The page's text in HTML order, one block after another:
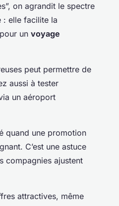
on agrandit le spectre
: elle facilite la
un voyage
peut permettre de
aussi à tester
un aéroport
quand une promotion
C’est une astuce
compagnies ajustent
attractives, même